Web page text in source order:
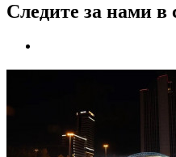
Следите за нами в